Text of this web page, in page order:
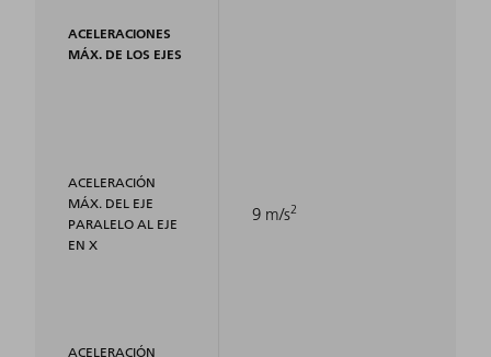
ACELERACIONES
MÁX. DE LOS EJES
ACELERACIÓN
MÁX. DEL EJE
PARALELO AL EJE
EN X
ACELERACIÓN
9 m/s2